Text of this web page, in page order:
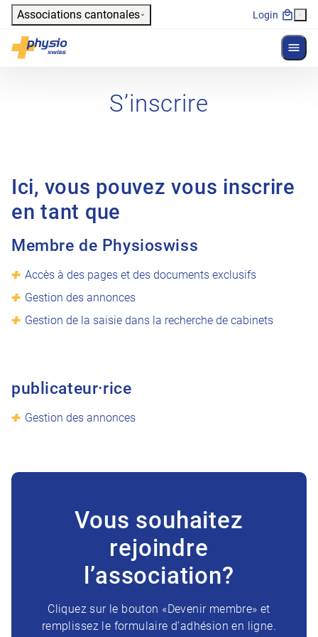
Header
Associations cantonales Login
Physioswiss
Navigation principale
S’inscrire
Ici, vous pouvez vous inscrire
en tant que
Membre de Physioswiss
Accès à des pages et des documents exclusifs
Gestion des annonces
Gestion de la saisie dans la recherche de cabinets
publicateur·rice
Gestion des annonces
Vous souhaitez
rejoindre
l’association?
Cliquez sur le bouton «Devenir membre» et
remplissez le formulaire d’adhésion en ligne.